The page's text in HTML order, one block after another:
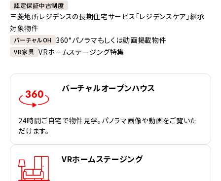
認定保証中古制度
三菱地所レジデンスの長期住宅サービス「レジデンスケア」継承
対象物件
バーチャルOH 360°パノラマもしくは動画掲載物件
VR家具 VRホームステージング特集
バーチャルオープンハウス
24時間ご自宅で物件見学。パノラマ画像や動画をご覧いた
だけます。
VRホームステージング